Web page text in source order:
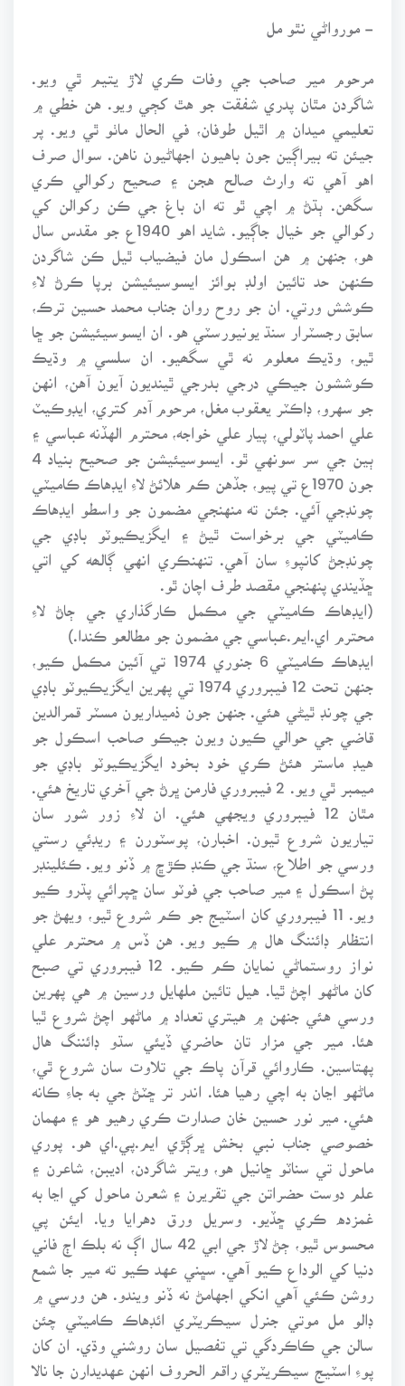
- مورواڻي نٿو مل
مرحوم مير صاحب جي وفات ڪري لاڙ يتيم ٿي ويو.
شاگردن مٿان پدري شفقت جو هٿ کڄي ويو. هن خطي ۾
تعليمي ميدان ۾ اٿيل طوفان، في الحال ماٺو ٿي ويو. پر
جيئن ته بيراڳين جون باهيون اجهاڻيون ناهن. سوال صرف
اهو آهي ته وارث صالح هجن ۽ صحيح رکوالي ڪري
سگھن. ٻڌڻ ۾ اچي ٿو ته ان باغ جي ڪن رکوالن کي
رکوالي جو خيال جاڳيو. شايد اهو 1940ع جو مقدس سال
هو، جنهن ۾ هن اسڪول مان فيضياب ٿيل ڪن شاگردن
ڪنهن حد تائين اولڊ بوائز ايسوسيئيشن برپا ڪرڻ لاءِ
ڪوشش ورتي. ان جو روح روان جناب محمد حسين ترڪ،
سابق رجسٽرار سنڌ يونيورسٽي هو. ان ايسوسيئيشن جو ڇا
ٿيو، وڌيڪ معلوم نه ٿي سگھيو. ان سلسي ۾ وڌيڪ
ڪوششون جيڪي درجي بدرجي ٿينديون آيون آهن، انهن
جو سهرو، ڊاڪٽر يعقوب مغل، مرحوم آدم کتري، ايڊوڪيٽ
علي احمد پاٽولي، پيار علي خواجه، محترم الهڏنه عباسي ۽
جون 1970ع تي پيو، جڏهن ڪم هلائڻ لاءِ ايڊهاڪ ڪاميٽي
چونڊجي آئي. جئن ته منهنجي مضمون جو واسطو ايڊهاڪ
ڪاميٽي جي برخواست ٿيڻ ۽ ايگزيڪيوٽو باڊي جي
چونڊجڻ کانپوءِ سان آهي. تنهنڪري انهي ڳالھه کي اتي
ڇڏيندي پنهنجي مقصد طرف اچان ٿو.
(ايڊهاڪ ڪاميٽي جي مڪمل ڪارگذاري جي ڄاڻ لاءِ
محترم اي.ايم.عباسي جي مضمون جو مطالعو ڪندا.)
ايڊهاڪ ڪاميٽي 6 جنوري 1974 تي آئين مڪمل ڪيو،
جنهن تحت 12 فيبروري 1974 تي پهرين ايگزيڪيوٽو باڊي
جي چونڊ ٿيڻي هئي. جنهن جون ذميداريون مسٽر قمرالدين
قاضي جي حوالي ڪيون ويون جيڪو صاحب اسڪول جو
هيڊ ماستر هئڻ ڪري خود بخود ايگزيڪيوٽو باڊي جو
ميمبر ٿي ويو. 2 فيبروري فارمن ڀرڻ جي آخري تاريخ هئي.
مٿان 12 فيبروري ويجهي هئي. ان لاءِ زور شور سان
تياريون شروع ٿيون. اخبارن، پوسٽورن ۽ ريڊئي رستي
ورسي جو اطلاع، سنڌ جي ڪنڊ ڪڙڇ ۾ ڏنو ويو. ڪئلينڊر
پڻ اسڪول ۽ مير صاحب جي فوٽو سان ڇپرائي پڌرو ڪيو
ويو. 11 فيبروري کان اسٽيج جو ڪم شروع ٿيو، ويهڻ جو
انتظام ڊائننگ هال ۾ ڪيو ويو. هن ڏس ۾ محترم علي
کان ماڻهو اچڻ ٿيا. هيل تائين ملهايل ورسين ۾ هي پهرين
ورسي هئي جنهن ۾ هيتري تعداد ۾ ماڻهو اچڻ شروع ٿيا
هئا. مير جي مزار تان حاضري ڏيئي سڌو ڊائننگ هال
پهتاسين. ڪاروائي قرآن پاڪ جي تلاوت سان شروع ٿي،
ماڻهو اڃان به اچي رهيا هئا. اندر تر ڇٽڻ جي به جاءِ ڪانه
هئي. مير نور حسين خان صدارت ڪري رهيو هو ۽ مهمان
خصوصي جناب نبي بخش ڀرڳڙي ايم.پي.اي هو. پوري
ماحول تي سناٽو ڇانيل هو، ويتر شاگردن، اديبن، شاعرن ۽
علم دوست حضراتن جي تقريرن ۽ شعرن ماحول کي اڃا به
غمزده ڪري ڇڏيو. وسريل ورق دهرايا ويا. ايئن پي
محسوس ٿيو، ڄڻ لاڙ جي ابي 42 سال اڳ نه بلڪ اڄ فاني
دنيا کي الوداع ڪيو آهي. سڀني عهد ڪيو ته مير جا شمع
روشن ڪئي آهي انکي اجهامڻ نه ڏنو ويندو. هن ورسي ۾
ڊالو مل موتي جنرل سيڪريٽري ائڊهاڪ ڪاميٽي چئن
سالن جي ڪاڪردگي تي تفصيل سان روشني وڌي. ان کان
پوءِ اسٽيج سيڪريٽري راقم الحروف انهن عهديدارن جا نالا